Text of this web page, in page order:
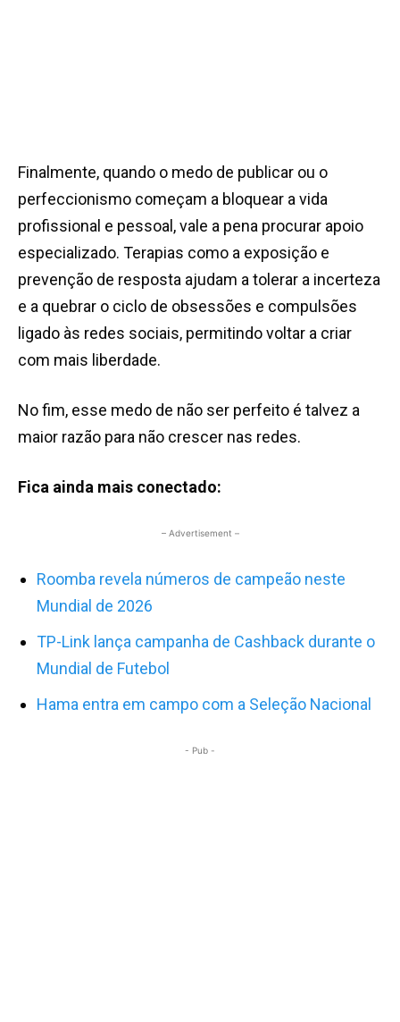
Finalmente, quando o medo de publicar ou o
perfeccionismo começam a bloquear a vida
profissional e pessoal, vale a pena procurar apoio
especializado. Terapias como a exposição e
prevenção de resposta ajudam a tolerar a incerteza
e a quebrar o ciclo de obsessões e compulsões
ligado às redes sociais, permitindo voltar a criar
com mais liberdade.
No fim, esse medo de não ser perfeito é talvez a
maior razão para não crescer nas redes.
Fica ainda mais conectado:
– Advertisement –
Roomba revela números de campeão neste
Mundial de 2026
TP-Link lança campanha de Cashback durante o
Mundial de Futebol
Hama entra em campo com a Seleção Nacional
- Pub -